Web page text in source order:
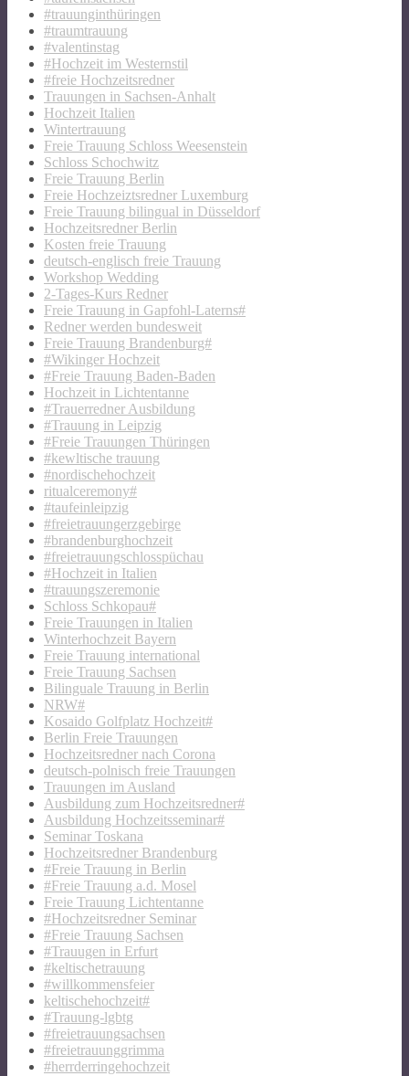
#trauunginthüringen
#traumtrauung
#valentinstag
#Hochzeit im Westernstil
#freie Hochzeitsredner
Trauungen in Sachsen-Anhalt
Hochzeit Italien
Wintertrauung
Freie Trauung Schloss Weesenstein
Schloss Schochwitz
Freie Trauung Berlin
Freie Hochzeiztsredner Luxemburg
Freie Trauung bilingual in Düsseldorf
Hochzeitsredner Berlin
Kosten freie Trauung
deutsch-englisch freie Trauung
Workshop Wedding
2-Tages-Kurs Redner
Freie Trauung in Gapfohl-Laterns#
Redner werden bundesweit
Freie Trauung Brandenburg#
#Wikinger Hochzeit
#Freie Trauung Baden-Baden
Hochzeit in Lichtentanne
#Trauerredner Ausbildung
#Trauung in Leipzig
#Freie Trauungen Thüringen
#kewltische trauung
#nordischehochzeit
ritualceremony#
#taufeinleipzig
#freietrauungerzgebirge
#brandenburghochzeit
#freietrauungschlosspüchau
#Hochzeit in Italien
#trauungszeremonie
Schloss Schkopau#
Freie Trauungen in Italien
Winterhochzeit Bayern
Freie Trauung international
Freie Trauung Sachsen
Bilinguale Trauung in Berlin
NRW#
Kosaido Golfplatz Hochzeit#
Berlin Freie Trauungen
Hochzeitsredner nach Corona
deutsch-polnisch freie Trauungen
Trauungen im Ausland
Ausbildung zum Hochzeitsredner#
Ausbildung Hochzeitsseminar#
Seminar Toskana
Hochzeitsredner Brandenburg
#Freie Trauung in Berlin
#Freie Trauung a.d. Mosel
Freie Trauung Lichtentanne
#Hochzeitsredner Seminar
#Freie Trauung Sachsen
#Trauugen in Erfurt
#keltischetrauung
#willkommensfeier
keltischehochzeit#
#Trauung-lgbtg
#freietrauungsachsen
#freietrauunggrimma
#herrderringehochzeit